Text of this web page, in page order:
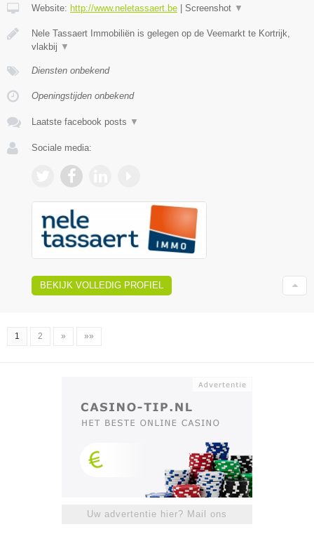
Website: http://www.neletassaert.be Screenshot ▼
Nele Tassaert Immobiliën is gelegen op de Veemarkt te Kortrijk,
vlakbij ▼
Diensten onbekend
Openingstijden onbekend
Laatste facebook posts ▼
Sociale media:
BEKIJK VOLLEDIG PROFIEL
1 2 » »»
Uw advertentie hier? Mail ons